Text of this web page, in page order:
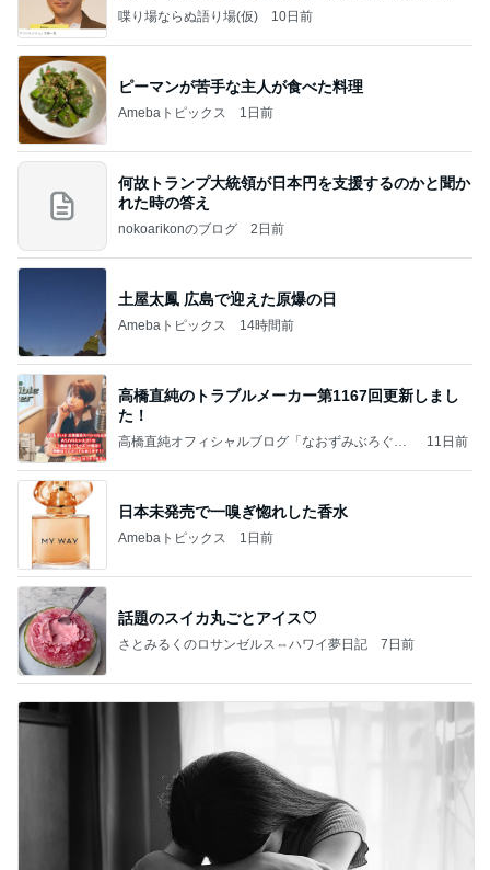
喋り場ならぬ語り場(仮) 10日前
ピーマンが苦手な主人が食べた料理
Amebaトピックス 1日前
何故トランプ大統領が日本円を支援するのかと聞か
れた時の答え
nokoarikonのブログ 2日前
土屋太鳳 広島で迎えた原爆の日
Amebaトピックス 14時間前
高橋直純のトラブルメーカー第1167回更新しまし
た！
高橋直純オフィシャルブログ「なおずみぶろぐ」
11日前
日本未発売で一嗅ぎ惚れした香水
Amebaトピックス 1日前
話題のスイカ丸ごとアイス♡
さとみるくのロサンゼルス⇔ハワイ夢日記 7日前